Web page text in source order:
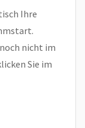
Ihre
nicht im
Sie im